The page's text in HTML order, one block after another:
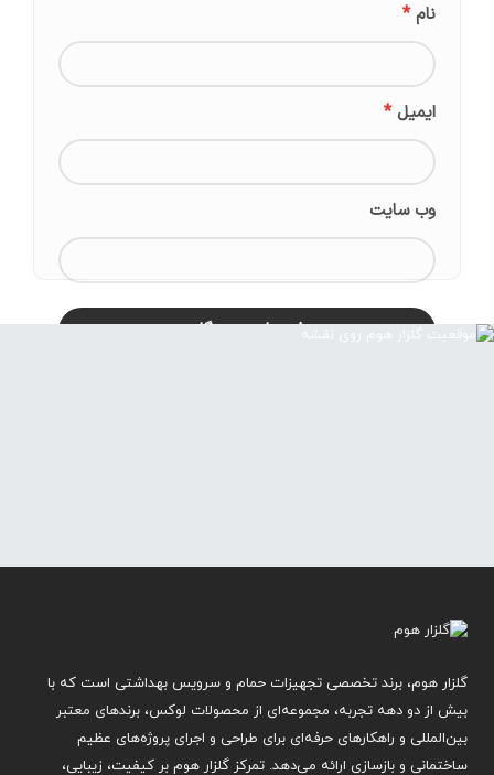
نام*
ایمیل*
وب‌ سایت
گلزار هوم، برند تخصصی تجهیزات حمام و سرویس بهداشتی است که با
بیش از دو دهه تجربه، مجموعه‌ای از محصولات لوکس، برندهای معتبر
بین‌المللی و راهکارهای حرفه‌ای برای طراحی و اجرای پروژه‌های عظیم
ساختمانی و بازسازی ارائه می‌دهد. تمرکز گلزار هوم بر کیفیت، زیبایی،